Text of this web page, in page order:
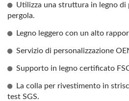
Utilizza una struttura in legno di
pergola.
Legno leggero con un alto
Servizio di personalizzazione
Supporto in legno certificato
La colla per rivestimento in
test SGS.